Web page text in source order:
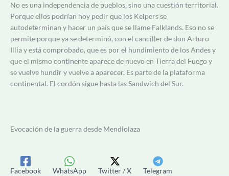
No es una independencia de pueblos, sino una cuestión territorial.
Porque ellos podrían hoy pedir que los Kelpers se
autodeterminan y hacer un país que se llame Falklands. Eso no se
permite porque ya se determinó, con el canciller de don Arturo
Illia y está comprobado, que es por el hundimiento de los Andes y
que el mismo continente aparece de nuevo en Tierra del Fuego y
se vuelve hundir y vuelve a aparecer. Es parte de la plataforma
continental. El cordón sigue hasta las Sandwich del Sur.
Evocación de la guerra desde Mendiolaza
Facebook WhatsApp Twitter / X Telegram